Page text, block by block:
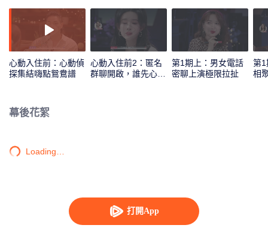
打開App
心動入住前：心動偵
探集結嗨點鴛鴦譜
心動入住前2：匿名
群聊開啟，誰先心
第1期上：男女電話
密聊上演極限拉扯
第1
相
幕後花絮
Loading…